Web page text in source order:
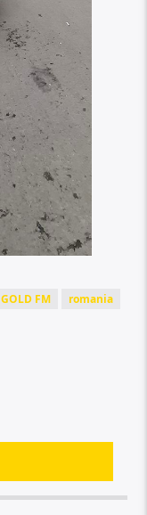
GOLD FM romania